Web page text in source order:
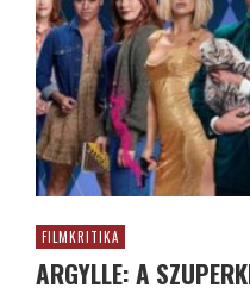
FILMKRITIKA
ARGYLLE: A